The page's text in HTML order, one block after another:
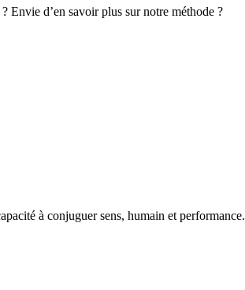
Envie d’en savoir plus sur notre méthode ?
à conjuguer sens, humain et performance.